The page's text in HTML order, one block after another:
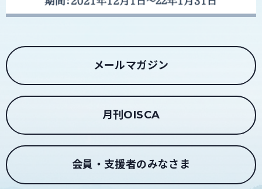
メールマガジン
月刊OISCA
会員・支援者のみなさま